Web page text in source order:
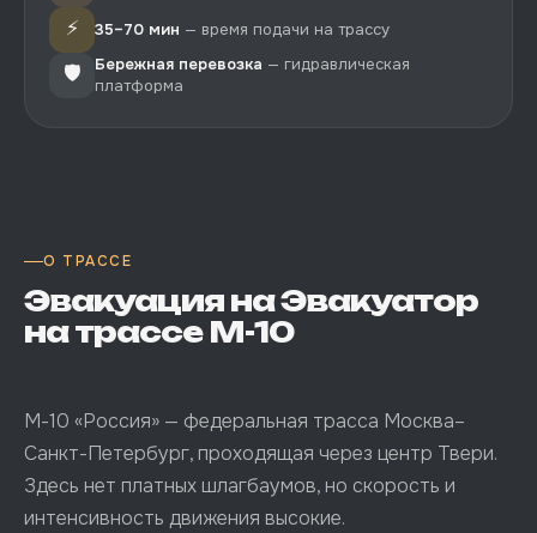
⚡ 35–70 мин — время подачи на трассу
🛡️ Бережная перевозка — гидравлическая
платформа
О ТРАССЕ
Эвакуация на Эвакуатор
на трассе М-10
М-10 «Россия» — федеральная трасса Москва–
Санкт-Петербург, проходящая через центр Твери.
Здесь нет платных шлагбаумов, но скорость и
интенсивность движения высокие.